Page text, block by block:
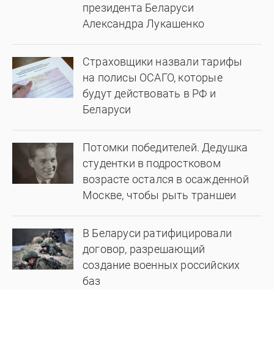
президента Беларуси
Александра Лукашенко
Страховщики назвали тарифы
на полисы ОСАГО, которые
будут действовать в РФ и
Беларуси
Потомки победителей. Дедушка
студентки в подростковом
возрасте остался в осажденной
Москве, чтобы рыть траншеи
В Беларуси ратифицировали
договор, разрешающий
создание военных российских
баз